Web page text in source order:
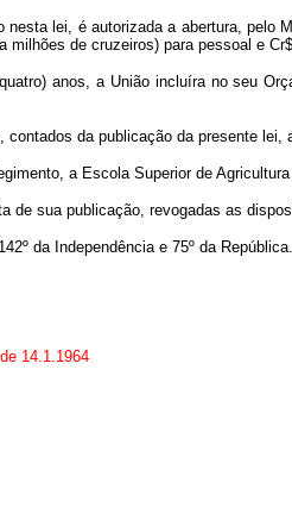
lei, é autorizada a abertura, pelo
milhões de cruzeiros) para pessoal e
anos, a União incluíra no seu
da publicação da presente
a Escola Superior de
de sua publicação, revogadas as
da Independência e 75º da República.
14.1.1964